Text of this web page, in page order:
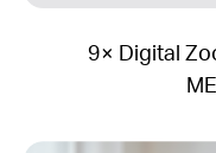
9× Digital